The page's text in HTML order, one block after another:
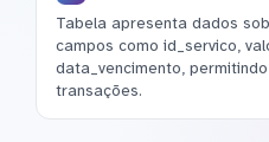
Tabela apresenta dados
campos como id_servico,
data_vencimento,
transações.